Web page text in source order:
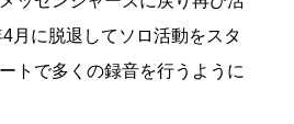
月に脱退してソロ活動をスタ
トで多くの録音を行うように